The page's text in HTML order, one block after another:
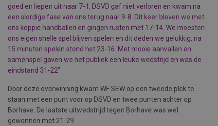
goed en liepen uit naar 7-1, DSVD gaf niet verloren en kwam na
een slordige fase van ons terug naar 9-8. Dit keer bleven we met
ons koppie handballen en gingen rusten met 17-14. We moesten
ons eigen snelle spel blijven spelen en dit deden we gelukkig, na
15 minuten spelen stond het 23-16. Met mooie aanvallen en
samenspel gaven we het publiek een leuke wedstrijd en was de
eindstand 31-22”
Door deze overwinning kwam WF SEW op een tweede plek te
staan met een punt voor op DSVD en twee punten achter op
Borhave. De laatste uitwedstrijd tegen Borhave was wel
gewonnen met 21-29.